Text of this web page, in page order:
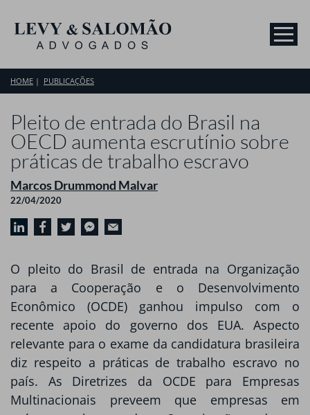
HOME PUBLICAÇÕES
Pleito de entrada do Brasil na
OECD aumenta escrutínio sobre
práticas de trabalho escravo
Marcos Drummond Malvar
22/04/2020
O pleito do Brasil de entrada na Organização
para a Cooperação e o Desenvolvimento
Econômico (OCDE) ganhou impulso com o
recente apoio do governo dos EUA. Aspecto
relevante para o exame da candidatura brasileira
diz respeito a práticas de trabalho escravo no
país. As Diretrizes da OCDE para Empresas
Multinacionais preveem que empresas em